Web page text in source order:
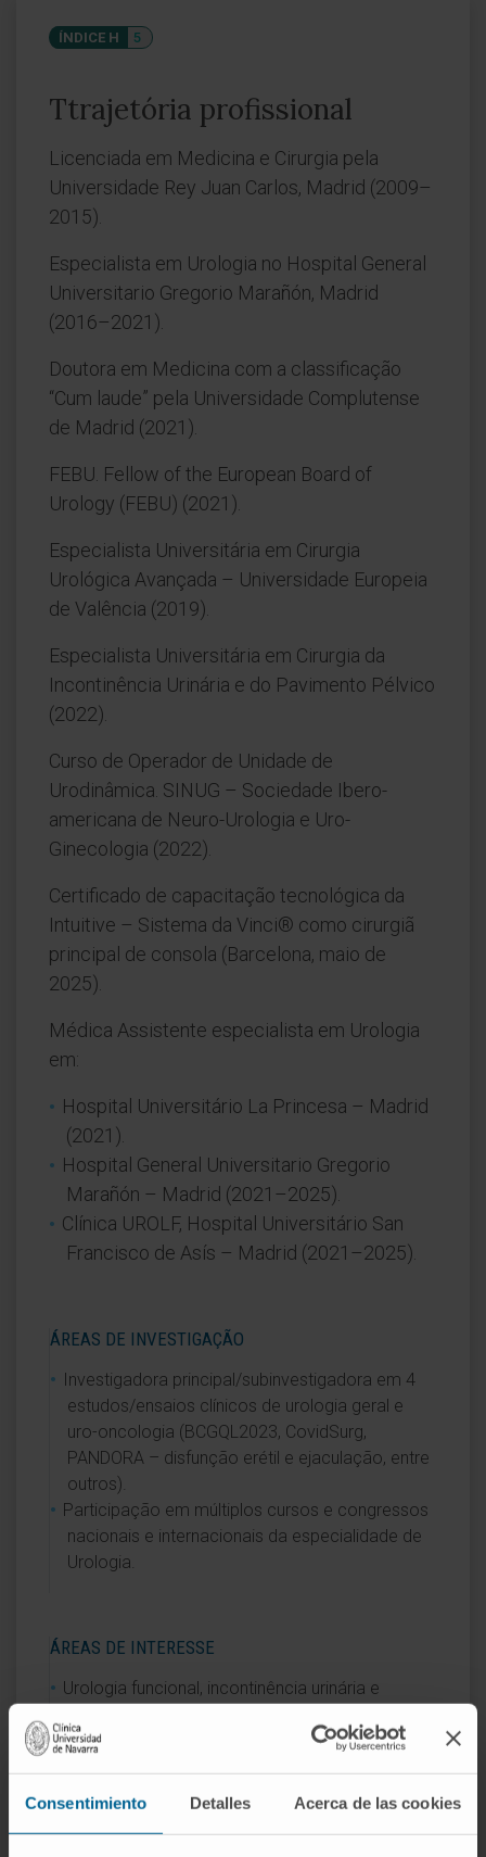
Consentimiento Detalles Acerca de las cookies
ÍNDICE H 5
Ttrajetória profissional
Licenciada em Medicina e Cirurgia pela
Universidade Rey Juan Carlos, Madrid (2009–
2015).
Especialista em Urologia no Hospital General
Universitario Gregorio Marañón, Madrid
(2016–2021).
Doutora em Medicina com a classificação
“Cum laude” pela Universidade Complutense
de Madrid (2021).
FEBU. Fellow of the European Board of
Urology (FEBU) (2021).
Especialista Universitária em Cirurgia
Urológica Avançada – Universidade Europeia
de Valência (2019).
Especialista Universitária em Cirurgia da
Incontinência Urinária e do Pavimento Pélvico
(2022).
Curso de Operador de Unidade de
Urodinâmica. SINUG – Sociedade Ibero-
americana de Neuro-Urologia e Uro-
Ginecologia (2022).
Certificado de capacitação tecnológica da
Intuitive – Sistema da Vinci® como cirurgiã
principal de consola (Barcelona, maio de
2025).
Médica Assistente especialista em Urologia
em:
Hospital Universitário La Princesa – Madrid
(2021).
Hospital General Universitario Gregorio
Marañón – Madrid (2021–2025).
Clínica UROLF, Hospital Universitário San
Francisco de Asís – Madrid (2021–2025).
ÁREAS DE INVESTIGAÇÃO
Investigadora principal/subinvestigadora em 4
estudos/ensaios clínicos de urologia geral e
uro-oncologia (BCGQL2023, CovidSurg,
PANDORA – disfunção erétil e ejaculação, entre
outros).
Participação em múltiplos cursos e congressos
nacionais e internacionais da especialidade de
Urologia.
ÁREAS DE INTERESSE
Urologia funcional, incontinência urinária e
Diagnóstico, tratamento e seguimento do
Diagnóstico, tratamento e seguimento do